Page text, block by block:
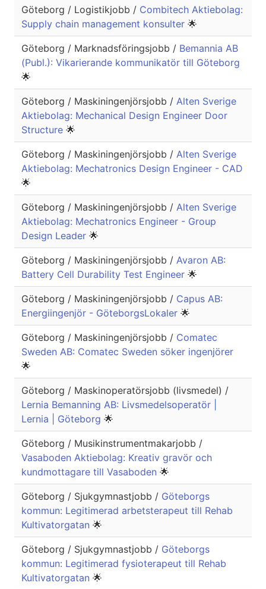
Göteborg / Logistikjobb / Combitech Aktiebolag:
Supply chain management konsulter 🌟
Göteborg / Marknadsföringsjobb / Bemannia AB
(Publ.): Vikarierande kommunikatör till Göteborg
🌟
Göteborg / Maskiningenjörsjobb / Alten Sverige
Aktiebolag: Mechanical Design Engineer Door
Structure 🌟
Göteborg / Maskiningenjörsjobb / Alten Sverige
Aktiebolag: Mechatronics Design Engineer - CAD
🌟
Göteborg / Maskiningenjörsjobb / Alten Sverige
Aktiebolag: Mechatronics Engineer - Group
Design Leader 🌟
Göteborg / Maskiningenjörsjobb / Avaron AB:
Battery Cell Durability Test Engineer 🌟
Göteborg / Maskiningenjörsjobb / Capus AB:
Energiingenjör - GöteborgsLokaler 🌟
Göteborg / Maskiningenjörsjobb / Comatec
Sweden AB: Comatec Sweden söker ingenjörer
🌟
Göteborg / Maskinoperatörsjobb (livsmedel) /
Lernia Bemanning AB: Livsmedelsoperatör |
Lernia | Göteborg 🌟
Göteborg / Musikinstrumentmakarjobb /
Vasaboden Aktiebolag: Kreativ gravör och
kundmottagare till Vasaboden 🌟
Göteborg / Sjukgymnastjobb / Göteborgs
kommun: Legitimerad arbetsterapeut till Rehab
Kultivatorgatan 🌟
Göteborg / Sjukgymnastjobb / Göteborgs
kommun: Legitimerad fysioterapeut till Rehab
Kultivatorgatan 🌟